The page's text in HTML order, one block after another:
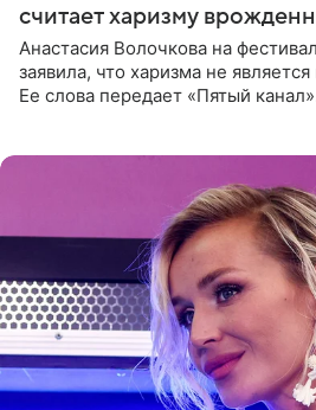
считает харизму
Анастасия Волочкова на
заявила, что харизма не
Ее слова передает «Пятый